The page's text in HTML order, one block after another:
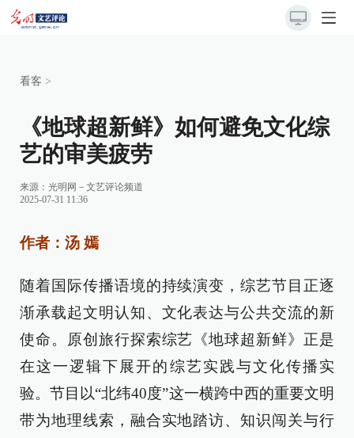
看客 >
《地球超新鲜》如何避免文化综
艺的审美疲劳
来源： 光明网－文艺评论频道
2025-07-31 11:36
作者：汤 嫣
随着国际传播语境的持续演变，综艺节目正逐
渐承载起文明认知、文化表达与公共交流的新
使命。原创旅行探索综艺《地球超新鲜》正是
在这一逻辑下展开的综艺实践与文化传播实
验。节目以“北纬40度”这一横跨中西的重要文明
带为地理线索，融合实地踏访、知识闯关与行